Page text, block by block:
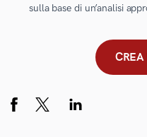
sulla base di un’analisi